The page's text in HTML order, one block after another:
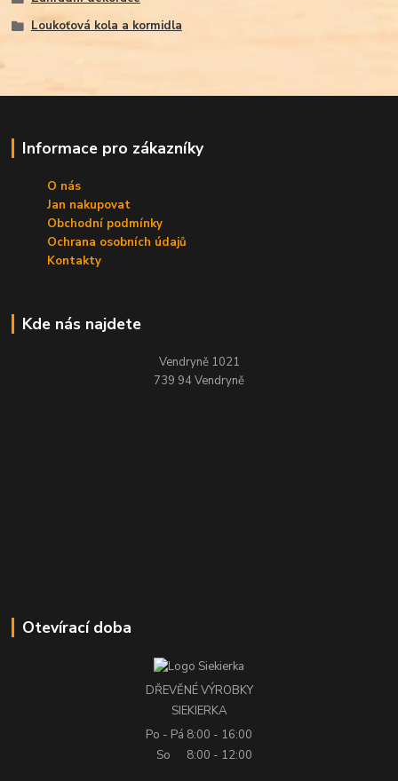
Loukoťová kola a kormidla
Informace pro zákazníky
O nás
Jan nakupovat
Obchodní podmínky
Ochrana osobních údajů
Kontakty
Kde nás najdete
Vendryně 1021
739 94 Vendryně
Otevírací doba
DŘEVĚNÉ VÝROBKY
SIEKIERKA
Po - Pá 8:00 - 16:00
So
8:00 - 12:00